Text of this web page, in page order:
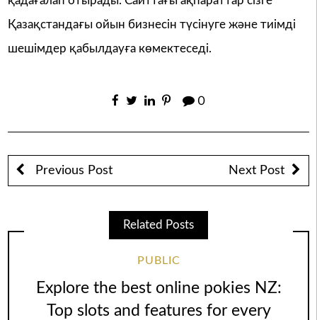
Қазақстандағы ойын бизнесін түсінуге және тиімді
шешімдер қабылдауға көмектеседі.
0
Previous Post Next Post
Related Posts
PUBLIC
Explore the best online pokies NZ:
Top slots and features for every